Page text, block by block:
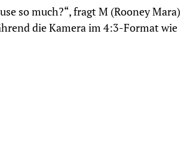
so much?“, fragt M (Rooney Mara)
die Kamera im 4:3-Format wie